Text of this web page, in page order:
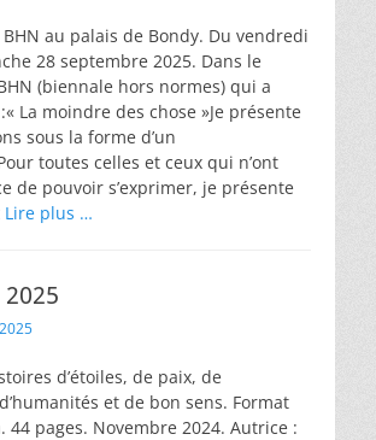
BHN au palais de Bondy. Du vendredi
28 septembre 2025. Dans le
(biennale hors normes) qui a
La moindre des chose »Je présente
sous la forme d’un
toutes celles et ceux qui n’ont
de pouvoir s’exprimer, je présente
Lire plus …
2025
d’étoiles, de paix, de
et de bon sens. Format
44 pages. Novembre 2024. Autrice :